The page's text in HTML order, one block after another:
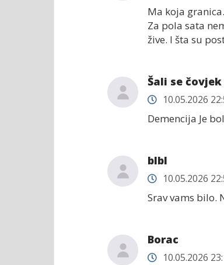
Ma koja
Za pola sata
žive. I šta su
Šali se čovjek
10.05.2026
Demencija Je
blbl
10.05.2026
Srav vams bilo.
Borac
10.05.2026